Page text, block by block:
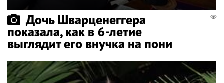
Дочь Шварценеггера
показала, как в 6-летие
выглядит его внучка на пони